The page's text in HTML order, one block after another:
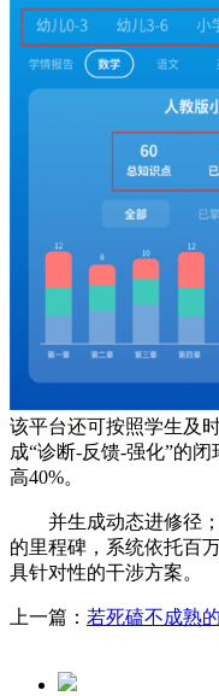
该平台还可按照学生及
成“诊断-反馈-强化”的
高40%。
并生成动态进修径；
的里程碑，系统依托百
具针对性的干涉方案。
上一篇： 若死磕不成熟